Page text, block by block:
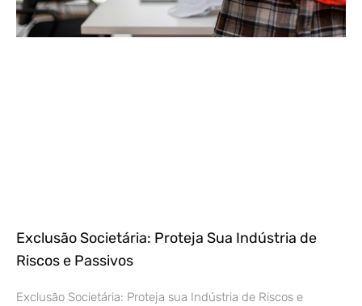
Exclusão Societária: Proteja Sua Indústria de
Riscos e Passivos
Exclusão Societária: Proteja sua Indústria de Riscos e